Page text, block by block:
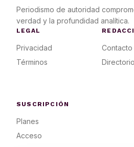
Periodismo de autoridad
verdad y la profundidad analítica.
LEGAL
Privacidad
Términos
Contacto
Directorio
SUSCRIPCIÓN
Planes
Acceso